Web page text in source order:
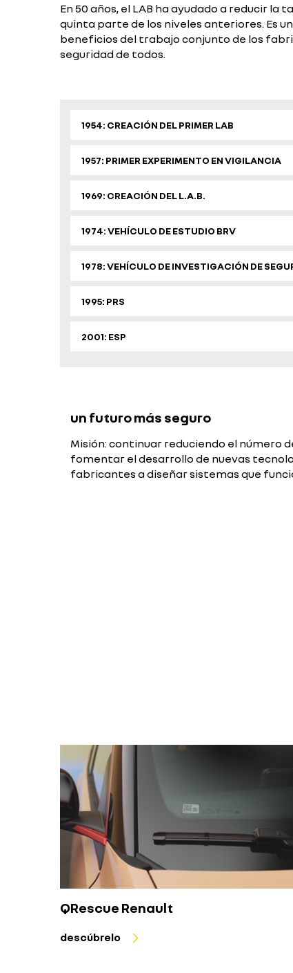
En 50 años, el LAB ha ayudado a reducir la
quinta parte de los niveles anteriores. Es
beneficios del trabajo conjunto de los
seguridad de todos.
1954: CREACIÓN DEL PRIMER LAB
1957: PRIMER EXPERIMENTO EN VIGILANCIA
1969: CREACIÓN DEL L.A.B.
1974: VEHÍCULO DE ESTUDIO BRV
1978: VEHÍCULO DE INVESTIGACIÓN DE
1995: PRS
2001: ESP
un futuro más seguro
Misión: continuar reduciendo el número
fomentar el desarrollo de nuevas
fabricantes a diseñar sistemas que
QRescue Renault
descúbrelo